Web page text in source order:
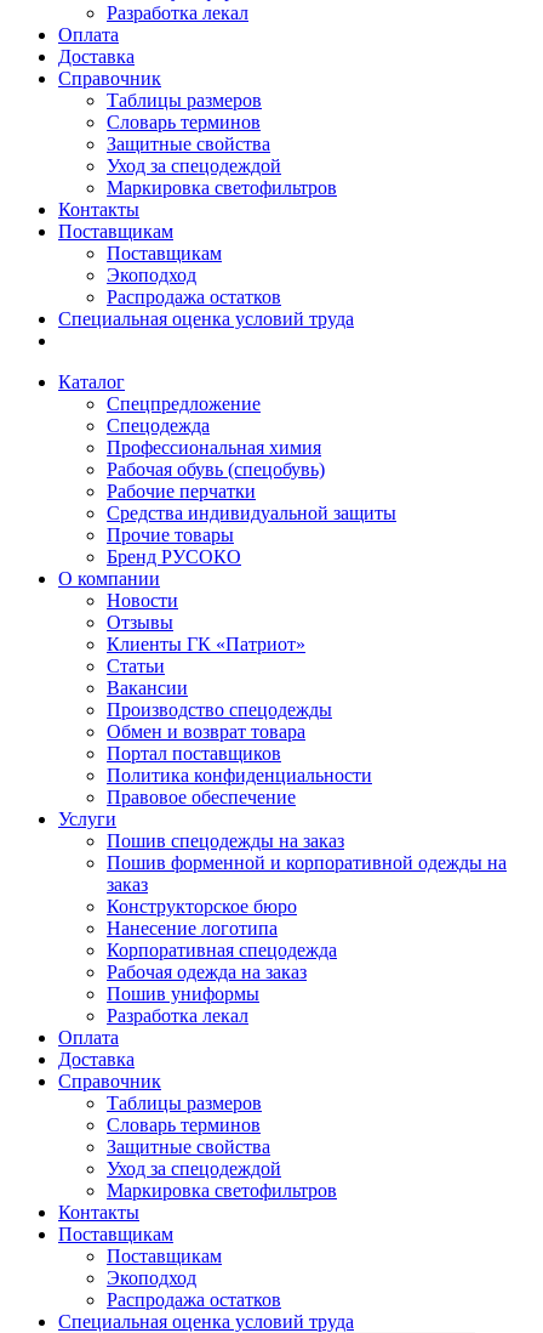
Разработка лекал
Оплата
Доставка
Справочник
Таблицы размеров
Словарь терминов
Защитные свойства
Уход за спецодеждой
Маркировка светофильтров
Контакты
Поставщикам
Поставщикам
Экоподход
Распродажа остатков
Специальная оценка условий труда
Каталог
Спецпредложение
Спецодежда
Профессиональная химия
Рабочая обувь (спецобувь)
Рабочие перчатки
Средства индивидуальной защиты
Прочие товары
Бренд РУСОКО
О компании
Новости
Отзывы
Клиенты ГК «Патриот»
Статьи
Вакансии
Производство спецодежды
Обмен и возврат товара
Портал поставщиков
Политика конфиденциальности
Правовое обеспечение
Услуги
Пошив спецодежды на заказ
Пошив форменной и корпоративной одежды на
заказ
Конструкторское бюро
Нанесение логотипа
Корпоративная спецодежда
Рабочая одежда на заказ
Пошив униформы
Разработка лекал
Оплата
Доставка
Справочник
Таблицы размеров
Словарь терминов
Защитные свойства
Уход за спецодеждой
Маркировка светофильтров
Контакты
Поставщикам
Поставщикам
Экоподход
Распродажа остатков
Специальная оценка условий труда